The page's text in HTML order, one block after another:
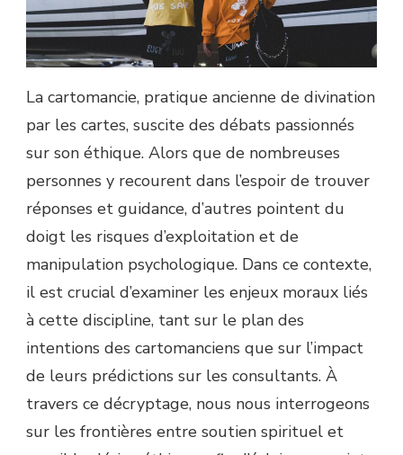
La cartomancie, pratique ancienne de divination
par les cartes, suscite des débats passionnés
sur son éthique. Alors que de nombreuses
personnes y recourent dans l’espoir de trouver
réponses et guidance, d’autres pointent du
doigt les risques d’exploitation et de
manipulation psychologique. Dans ce contexte,
il est crucial d’examiner les enjeux moraux liés
à cette discipline, tant sur le plan des
intentions des cartomanciens que sur l’impact
de leurs prédictions sur les consultants. À
travers ce décryptage, nous nous interrogeons
sur les frontières entre soutien spirituel et